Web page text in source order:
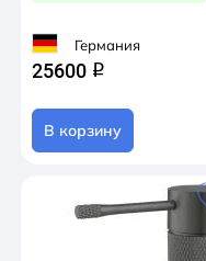
Германия
25600 q
В корзину